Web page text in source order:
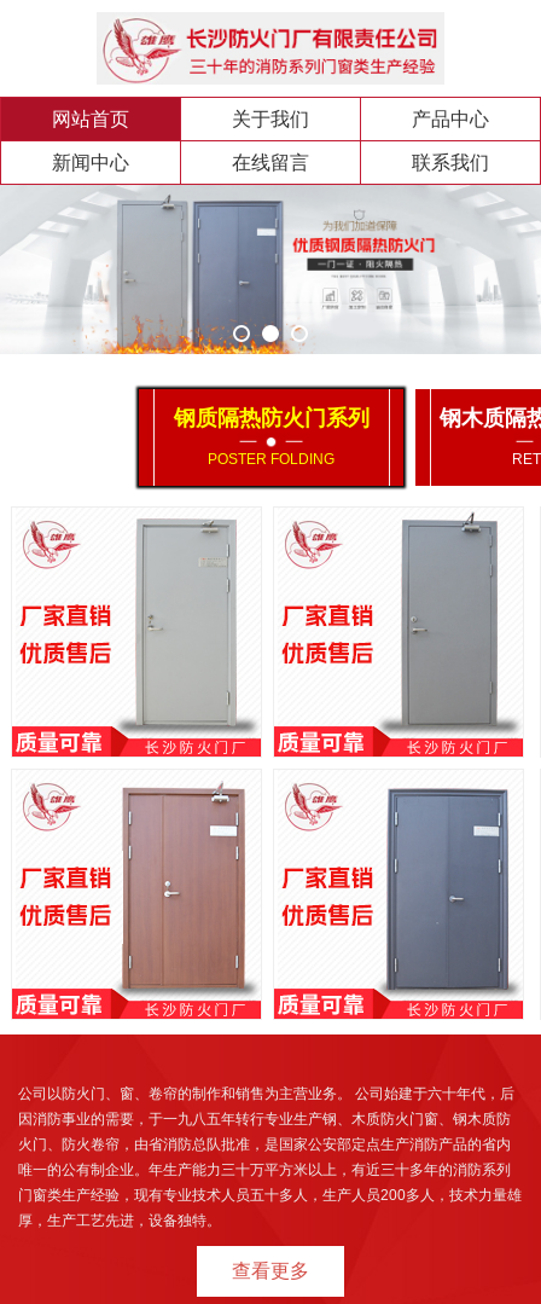
网站首页 关于我们 产品中心
新闻中心 在线留言 联系我们
钢质隔热防火门系列
POSTER FOLDING
钢木质隔
公司以防火门、窗、卷帘的制作和销售为主营业务。 公司始建于六十年代，后
因消防事业的需要，于一九八五年转行专业生产钢、木质防火门窗、钢木质防
火门、防火卷帘，由省消防总队批准，是国家公安部定点生产消防产品的省内
唯一的公有制企业。年生产能力三十万平方米以上，有近三十多年的消防系列
门窗类生产经验，现有专业技术人员五十多人，生产人员200多人，技术力量雄
厚，生产工艺先进，设备独特。
查看更多